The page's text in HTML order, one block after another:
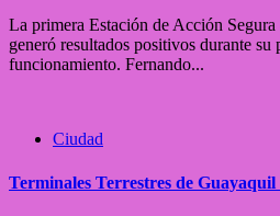
La primera Estación de Acción
generó resultados positivos durante su
funcionamiento. Fernando...
Ciudad
Terminales Terrestres de Guayaquil